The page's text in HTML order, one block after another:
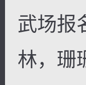
武场报
林，珊